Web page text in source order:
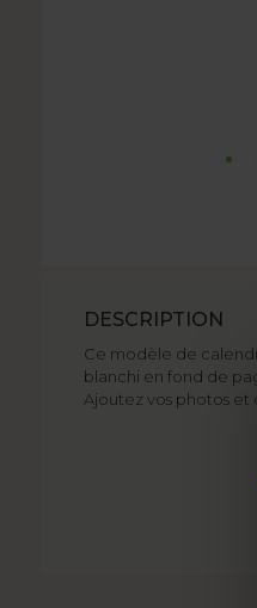
DESCRIPTION
Ce modèle de
blanchi en fond de
Ajoutez vos photos et